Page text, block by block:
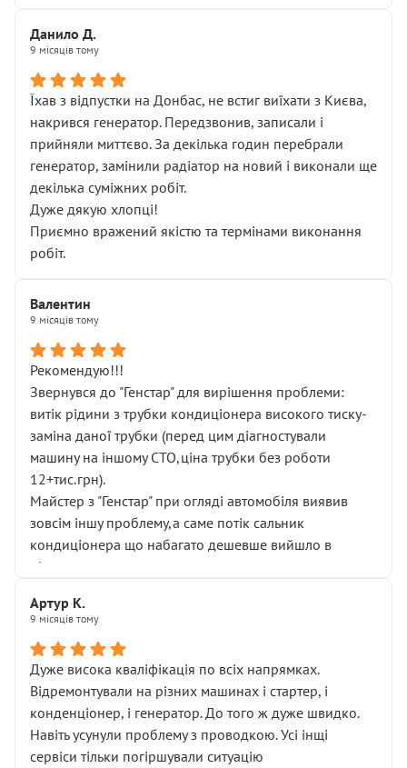
Данило Д.
9 місяців тому
Їхав з відпустки на Донбас, не встиг виїхати з Києва,
накрився генератор. Передзвонив, записали і
прийняли миттєво. За декілька годин перебрали
генератор, замінили радіатор на новий і виконали ще
декілька суміжних робіт.
Дуже дякую хлопці!
Приємно вражений якістю та термінами виконання
робіт.
Валентин
9 місяців тому
Рекомендую!!!
Звернувся до "Генстар" для вирішення проблеми:
витік рідини з трубки кондиціонера високого тиску-
заміна даної трубки (перед цим діагностували
машину на іншому СТО,ціна трубки без роботи
12+тис.грн).
Майстер з "Генстар" при огляді автомобіля виявив
зовсім іншу проблему,а саме потік сальник
кондиціонера що набагато дешевше вийшло в
підсумку.
Артур К.
9 місяців тому
Дуже висока кваліфікація по всіх напрямках.
Відремонтували на різних машинах і стартер, і
конденціонер, і генератор. До того ж дуже швидко.
Навіть усунули проблему з проводкою. Усі інщі
сервіси тільки погіршували ситуацію